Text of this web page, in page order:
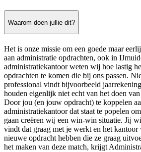
Waarom doen jullie dit?
Het is onze missie om een goede maar
aan administratie opdrachten, ook in
administratiekantoor weten wij hoe lastig
opdrachten te komen die bij ons passen.
professional vindt bijvoorbeeld
houden eigenlijk niet echt van het doen
Door jou (en jouw opdracht) te koppelen
administratiekantoor dat staat te popelen
gaan creëren wij een win-win situatie. Jij
vindt dat graag met je werkt en het kantoor
nieuwe opdracht hebben die ze graag
het maken van deze match, krijgt